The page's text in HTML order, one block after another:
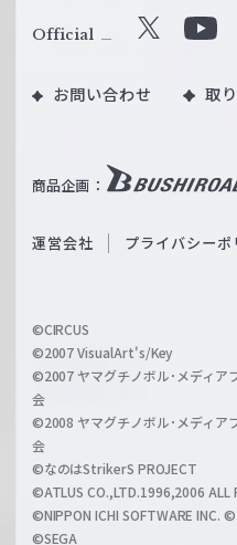
ル
W
ß
c
a
r
z
商品企画：
Official X
u
b
O
i
l
h
a
お問い合わせ 取
運営会社 プライバシーポ
©CIRCUS
©2007 VisualArt's/Key
©2007 ヤマグチノボル･メディア
会
©2008 ヤマグチノボル･メディア
会
©なのはStrikerS PROJECT
©ATLUS CO.,LTD.1996,2006 ALL
©NIPPON ICHI SOFTWARE INC.
©SEGA